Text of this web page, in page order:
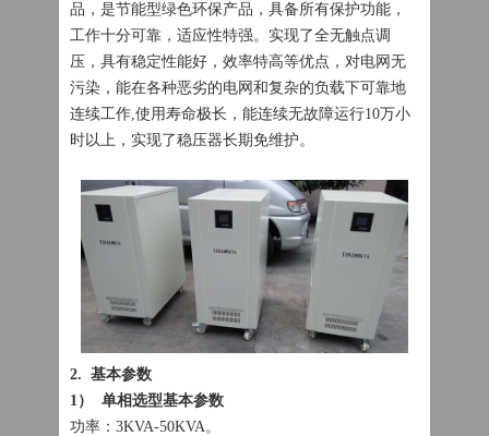
品，是节能型绿色环保产品，具备所有保护功能，
工作十分可靠，适应性特强。实现了全无触点调
压，具有稳定性能好，效率特高等优点，对电网无
污染，能在各种恶劣的电网和复杂的负载下可靠地
连续工作,使用寿命极长，能连续无故障运行10万小
时以上，实现了稳压器长期免维护。
2. 基本参数
1） 单相选型基本参数
功率：3KVA-50KVA。